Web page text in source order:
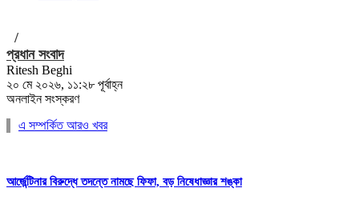
/
প্রধান সংবাদ
Ritesh Beghi
২০ মে ২০২৬, ১১:২৮ পূর্বাহ্ন
অনলাইন সংস্করণ
এ সম্পর্কিত আরও খবর
আর্জেন্টিনার বিরুদ্ধে তদন্তে নামছে ফিফা, বড় নিষেধাজ্ঞার শঙ্কা